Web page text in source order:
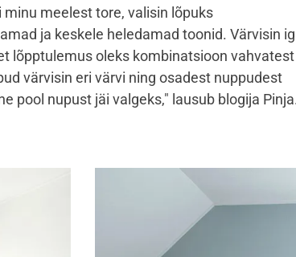
meelest tore, valisin lõpuks
ja keskele heledamad toonid. Värvisin
lõpptulemus oleks kombinatsioon vahvatest
värvisin eri värvi ning osadest nuppudest
pool nupust jäi valgeks," lausub blogija Pinja.